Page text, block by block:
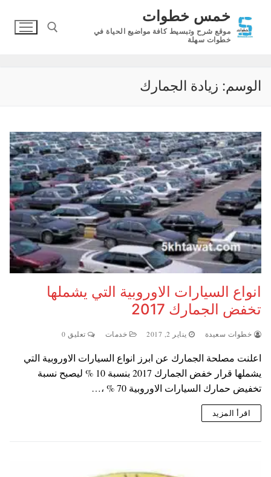
المحتوى
خمس خطوات
موقع شرح وتبسيط كافة مواضيع الحياة في
خطوات سهلة
الوسم: زيادة الجمارك
انواع السيارات الاوروبية التي يشملها
تخفض الجمارك 2017
خطوات سعيدة يناير 2, 2017 خدمات تعليق 0
اعلنت مصلحة الجمارك عن ابرز انواع السيارات الاوروبية التي
يشملها قرار خفض الجمارك 2017 بنسبة 10 % ليصبح نسبة
تخفيض حمارك السيارات الاوروبية 70 % ،…
اقرأ المزيد